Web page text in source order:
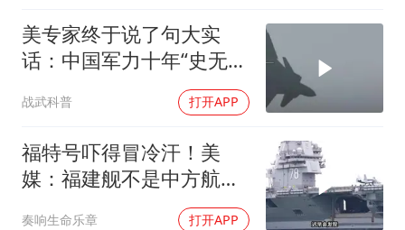
美专家终于说了句大实
话：中国军力十年“史无前
例”狂飙，美国这次真坐不
住了
战武科普 打开APP
福特号吓得冒冷汗！美
媒：福建舰不是中方航母
终点，而是新起点！
奏响生命乐章 打开APP